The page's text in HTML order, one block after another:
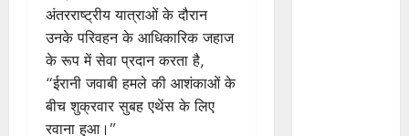
अंतरराष्ट्रीय यात्राओं के दौरान
उनके परिवहन के आधिकारिक जहाज
के रूप में सेवा प्रदान करता है,
“ईरानी जवाबी हमले की आशंकाओं के
बीच शुक्रवार सुबह एथेंस के लिए
रवाना हुआ।”